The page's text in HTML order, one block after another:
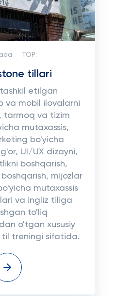
TOP:
tillari
etilgan
va mobil ilovalarni
tarmoq va tizim
mutaxassis,
bo'yicha
UI/UX dizayni,
boshqarish,
mijozlar
mutaxassis
va ingliz tiliga
to'liq
o'tgan xususiy
til treningi sifatida.